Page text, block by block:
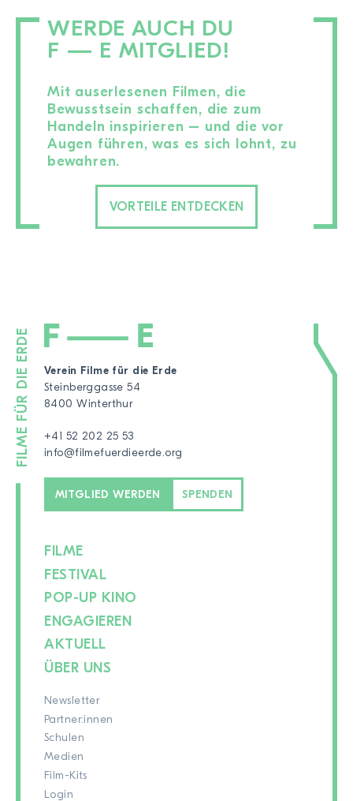
WERDE AUCH DU
F — E MITGLIED!
Mit auserlesenen Filmen, die
Bewusstsein schaffen, die zum
Handeln inspirieren – und die vor
Augen führen, was es sich lohnt, zu
bewahren.
VORTEILE ENTDECKEN
Verein Filme für die Erde
Steinberggasse 54
8400 Winterthur
+41 52 202 25 53
info@filmefuerdieerde.org
MITGLIED WERDEN SPENDEN
FILME
FESTIVAL
POP-UP KINO
ENGAGIEREN
AKTUELL
ÜBER UNS
Newsletter
Partner:innen
Schulen
Medien
Film-Kits
Login